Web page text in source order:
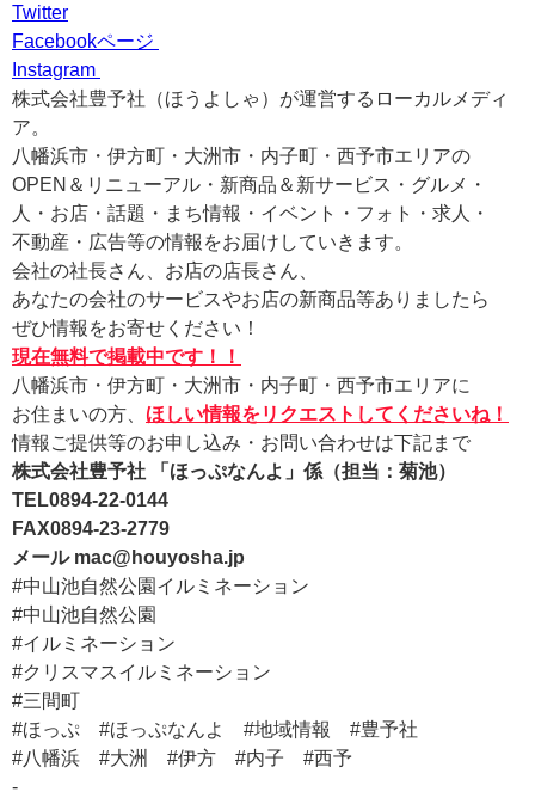
Twitter
Facebookページ
Instagram
株式会社豊予社（ほうよしゃ）が運営するローカルメディ
ア。
八幡浜市・伊方町・大洲市・内子町・西予市エリアの
OPEN＆リニューアル・新商品＆新サービス・グルメ・
人・お店・話題・まち情報・イベント・フォト・求人・
不動産・広告等の情報をお届けしていきます。
会社の社長さん、お店の店長さん、
あなたの会社のサービスやお店の新商品等ありましたら
ぜひ情報をお寄せください！
現在無料で掲載中です！！
八幡浜市・伊方町・大洲市・内子町・西予市エリアに
お住まいの方、 ほしい情報をリクエストしてくださいね！
情報ご提供等のお申し込み・お問い合わせは下記まで
株式会社豊予社 「ほっぷなんよ」係（担当：菊池）
TEL0894-22-0144
FAX0894-23-2779
メール mac@houyosha.jp
#中山池自然公園イルミネーション
#中山池自然公園
#イルミネーション
#クリスマスイルミネーション
#三間町
#ほっぷ #ほっぷなんよ #地域情報 #豊予社
#八幡浜 #大洲 #伊方 #内子 #西予
-